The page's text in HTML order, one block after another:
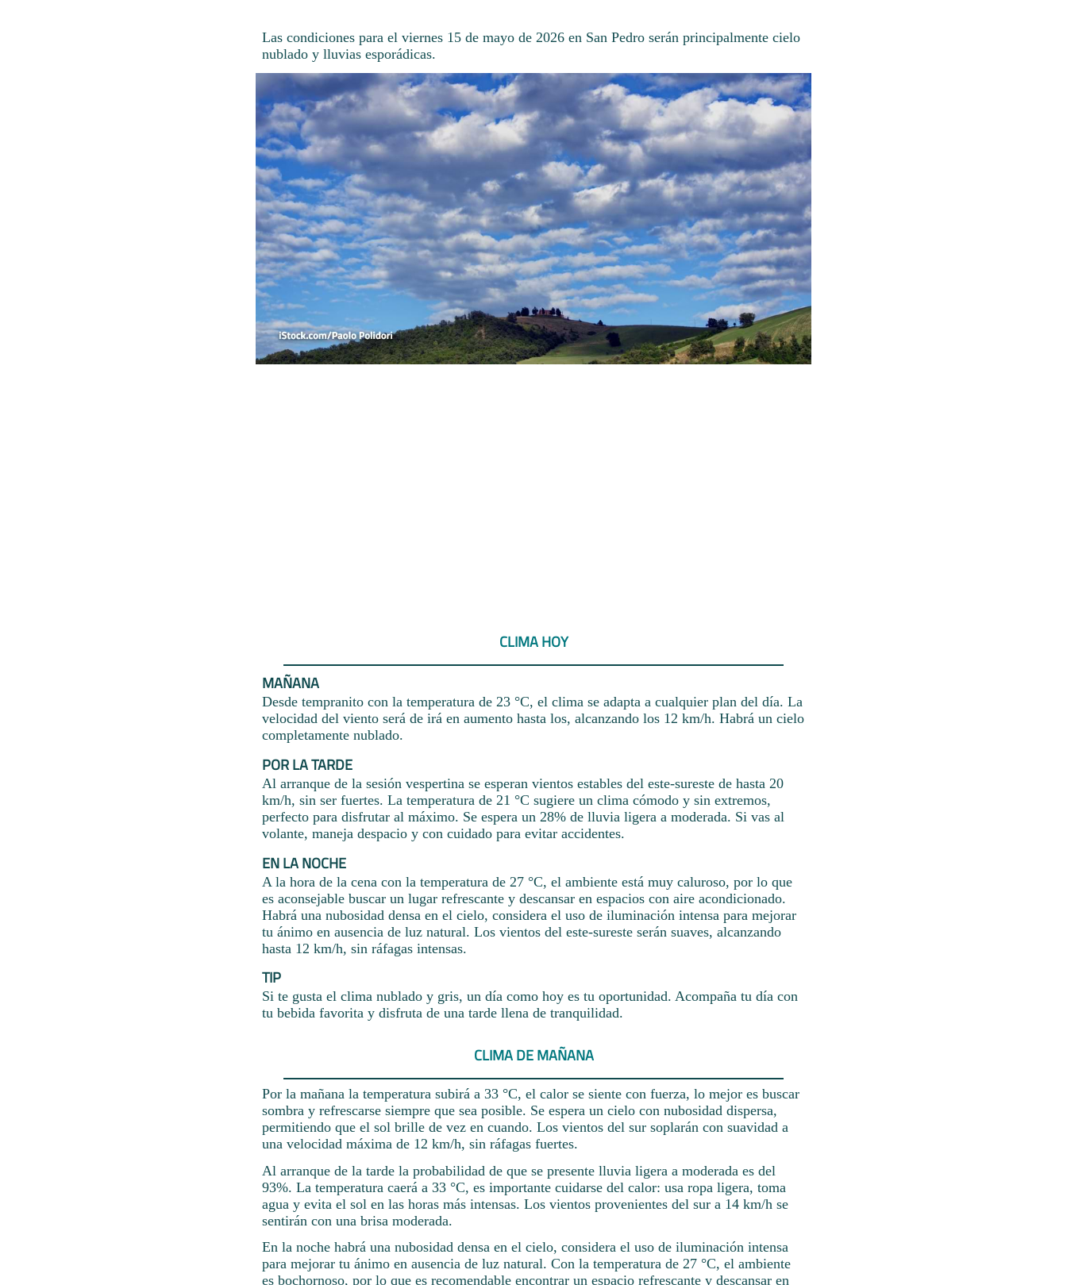
Las condiciones para el viernes 15 de mayo de 2026 en San Pedro serán principalmente cielo
nublado y lluvias esporádicas.
CLIMA HOY
MAÑANA
Desde tempranito con la temperatura de 23 °C, el clima se adapta a cualquier plan del día. La
velocidad del viento será de irá en aumento hasta los, alcanzando los 12 km/h. Habrá un cielo
completamente nublado.
POR LA TARDE
Al arranque de la sesión vespertina se esperan vientos estables del este-sureste de hasta 20
km/h, sin ser fuertes. La temperatura de 21 °C sugiere un clima cómodo y sin extremos,
perfecto para disfrutar al máximo. Se espera un 28% de lluvia ligera a moderada. Si vas al
volante, maneja despacio y con cuidado para evitar accidentes.
EN LA NOCHE
A la hora de la cena con la temperatura de 27 °C, el ambiente está muy caluroso, por lo que
es aconsejable buscar un lugar refrescante y descansar en espacios con aire acondicionado.
Habrá una nubosidad densa en el cielo, considera el uso de iluminación intensa para mejorar
tu ánimo en ausencia de luz natural. Los vientos del este-sureste serán suaves, alcanzando
hasta 12 km/h, sin ráfagas intensas.
TIP
Si te gusta el clima nublado y gris, un día como hoy es tu oportunidad. Acompaña tu día con
tu bebida favorita y disfruta de una tarde llena de tranquilidad.
CLIMA DE MAÑANA
Por la mañana la temperatura subirá a 33 °C, el calor se siente con fuerza, lo mejor es buscar
sombra y refrescarse siempre que sea posible. Se espera un cielo con nubosidad dispersa,
permitiendo que el sol brille de vez en cuando. Los vientos del sur soplarán con suavidad a
una velocidad máxima de 12 km/h, sin ráfagas fuertes.
Al arranque de la tarde la probabilidad de que se presente lluvia ligera a moderada es del
93%. La temperatura caerá a 33 °C, es importante cuidarse del calor: usa ropa ligera, toma
agua y evita el sol en las horas más intensas. Los vientos provenientes del sur a 14 km/h se
sentirán con una brisa moderada.
En la noche habrá una nubosidad densa en el cielo, considera el uso de iluminación intensa
para mejorar tu ánimo en ausencia de luz natural. Con la temperatura de 27 °C, el ambiente
es bochornoso, por lo que es recomendable encontrar un espacio refrescante y descansar en